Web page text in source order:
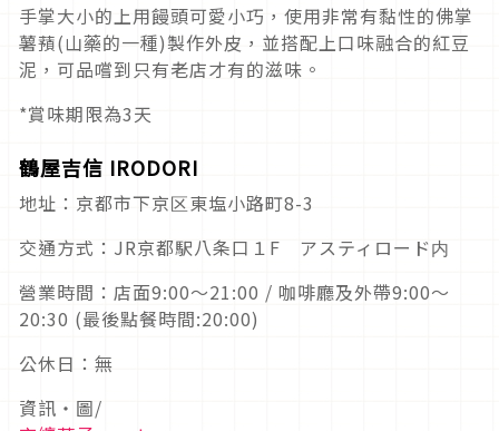
手掌大小的上用饅頭可愛小巧，使用非常有黏性的佛掌
薯蕷(山藥的一種)製作外皮，並搭配上口味融合的紅豆
泥，可品嚐到只有老店才有的滋味。
*賞味期限為3天
鶴屋吉信 IRODORI
地址：京都市下京区東塩小路町8-3
交通方式：JR京都駅八条口１F アスティロード内
營業時間：店面9:00～21:00 / 咖啡廳及外帶9:00～
20:30 (最後點餐時間:20:00)
公休日：無
資訊・圖/